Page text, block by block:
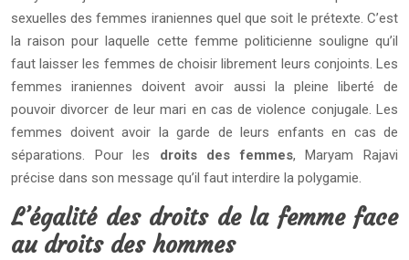
sexuelles des femmes iraniennes quel que soit le prétexte. C’est
la raison pour laquelle cette femme politicienne souligne qu’il
faut laisser les femmes de choisir librement leurs conjoints. Les
femmes iraniennes doivent avoir aussi la pleine liberté de
pouvoir divorcer de leur mari en cas de violence conjugale. Les
femmes doivent avoir la garde de leurs enfants en cas de
séparations. Pour les droits des femmes, Maryam Rajavi
précise dans son message qu’il faut interdire la polygamie.
L’égalité des droits de la femme face
au droits des hommes